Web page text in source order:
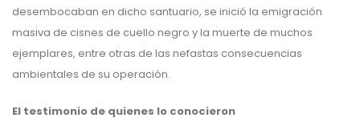
desembocaban en dicho santuario, se inició la emigración
masiva de cisnes de cuello negro y la muerte de muchos
ejemplares, entre otras de las nefastas consecuencias
ambientales de su operación.
El testimonio de quienes lo conocieron